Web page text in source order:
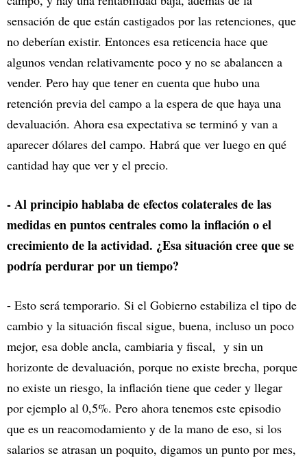
sensación de que están castigados por las retenciones, que
no deberían existir. Entonces esa reticencia hace que
algunos vendan relativamente poco y no se abalancen a
vender. Pero hay que tener en cuenta que hubo una
retención previa del campo a la espera de que haya una
devaluación. Ahora esa expectativa se terminó y van a
aparecer dólares del campo. Habrá que ver luego en qué
cantidad hay que ver y el precio.
- Al principio hablaba de efectos colaterales de las
medidas en puntos centrales como la inflación o el
crecimiento de la actividad. ¿Esa situación cree que se
podría perdurar por un tiempo?
- Esto será temporario. Si el Gobierno estabiliza el tipo de
cambio y la situación fiscal sigue, buena, incluso un poco
mejor, esa doble ancla, cambiaria y fiscal, y sin un
horizonte de devaluación, porque no existe brecha, porque
no existe un riesgo, la inflación tiene que ceder y llegar
por ejemplo al 0,5%. Pero ahora tenemos este episodio
que es un reacomodamiento y de la mano de eso, si los
salarios se atrasan un poquito, digamos un punto por mes,